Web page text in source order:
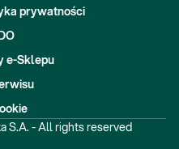
prywatności
e-Sklepu
S.A. - All rights reserved